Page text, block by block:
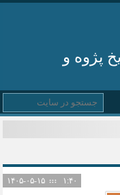
پژوه و
۱:۴۰